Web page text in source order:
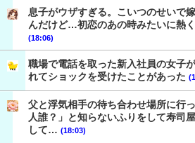
息子がウザすぎる。こいつのせいで
んだけど…初恋のあの時みたいに熱く
(18:06)
職場で電話を取った新入社員の女子
れてショックを受けたことがあった
父と浮気相手の待ち合わせ場所に行
人誰？」と知らないふりをして寿司
して… (18:03)